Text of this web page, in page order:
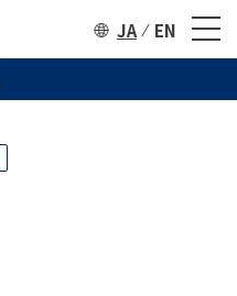
JA EN